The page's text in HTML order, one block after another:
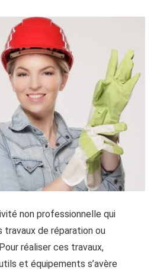
non professionnelle qui
de réparation ou
réaliser ces travaux,
et équipements s’avère